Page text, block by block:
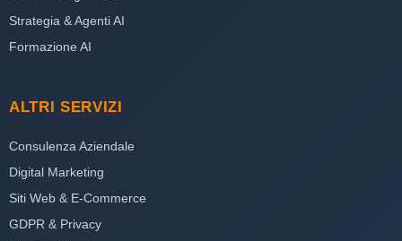
Strategia & Agenti AI
Formazione AI
ALTRI SERVIZI
Consulenza Aziendale
Digital Marketing
Siti Web & E-Commerce
GDPR & Privacy